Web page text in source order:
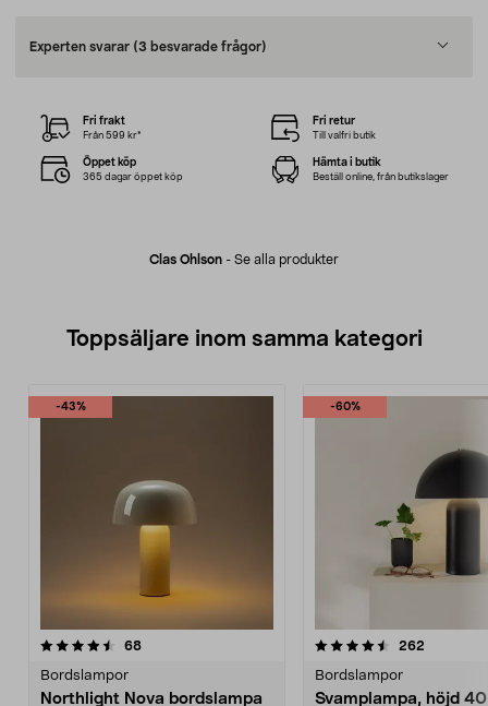
Experten svarar (3 besvarade frågor)
Clas Ohlson - Se alla produkter
Fri frakt
Från 599 kr*
Fri retur
Till valfri butik
Öppet köp
365 dagar öppet köp
Hämta i butik
Beställ online, från butikslager
Toppsäljare inom samma kategori
-43%
68recensioner
Bordslampor
Northlight Nova bordslampa
-60%
4.5 av 5 stjärnor 262
Bordslampor
Svamplampa, höjd
4.0 av 5 stjärnor